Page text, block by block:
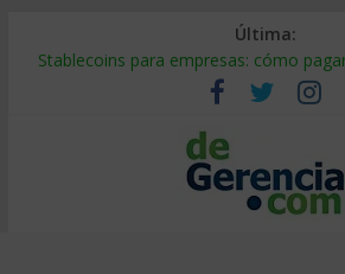
Última:
Stablecoins para empresas: cómo
Despido silencioso: qué es y por qué
IA en selección de personal: cómo
Trabajo forzoso en la cadena de
Mercado hispano de EE. UU.: cómo